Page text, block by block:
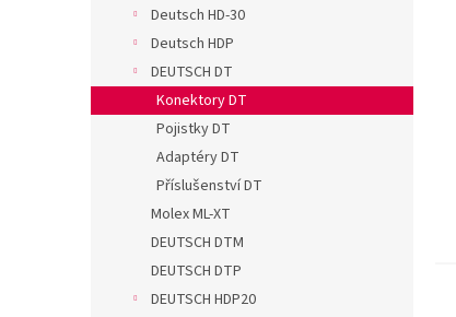
Deutsch HD-30
Deutsch HDP
DEUTSCH DT
Konektory DT
Pojistky DT
Adaptéry DT
Příslušenství DT
Molex ML-XT
DEUTSCH DTM
DEUTSCH DTP
DEUTSCH HDP20